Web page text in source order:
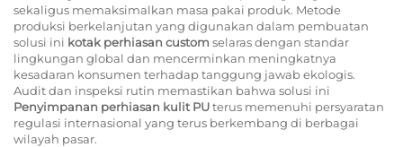
sekaligus memaksimalkan masa pakai produk. Metode
produksi berkelanjutan yang digunakan dalam pembuatan
solusi ini kotak perhiasan custom selaras dengan standar
lingkungan global dan mencerminkan meningkatnya
kesadaran konsumen terhadap tanggung jawab ekologis.
Audit dan inspeksi rutin memastikan bahwa solusi ini
Penyimpanan perhiasan kulit PUterus memenuhi persyaratan
regulasi internasional yang terus berkembang di berbagai
wilayah pasar.